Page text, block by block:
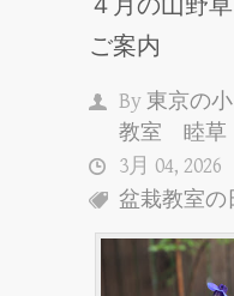
４月の山野
ご案内
By 東京の
教室 睦草
3月 04, 2026
盆栽教室の